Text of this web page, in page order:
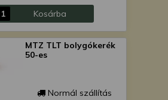
Kosárba
MTZ TLT bolygókerék
50-es
Normál szállítás